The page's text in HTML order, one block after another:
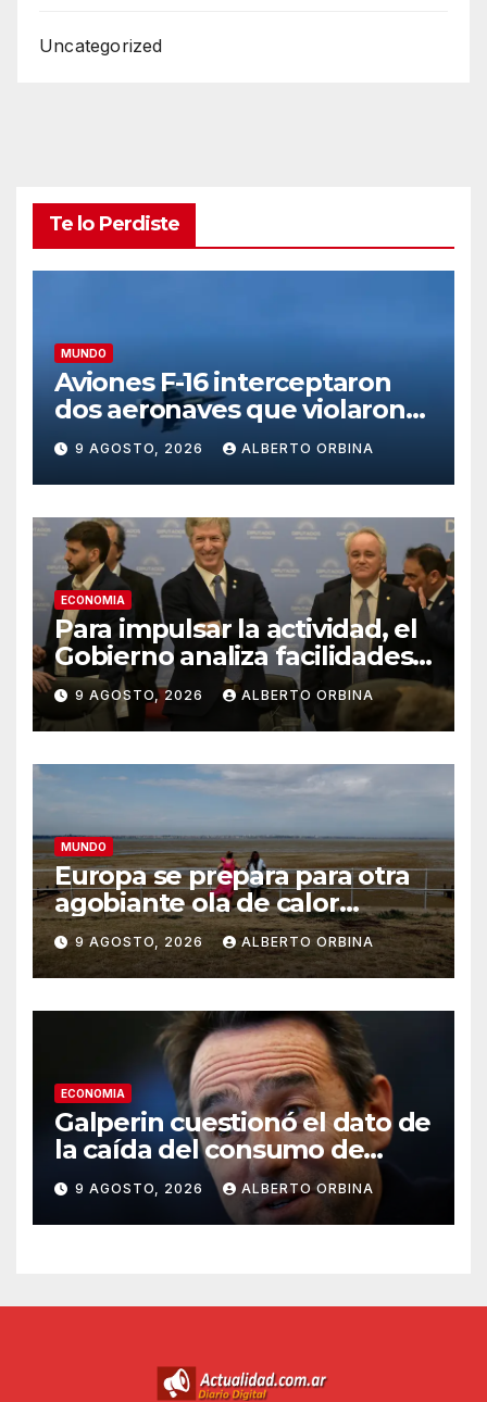
Uncategorized
Te lo Perdiste
MUNDO
Aviones F-16 interceptaron
dos aeronaves que violaron
el espacio aéreo del club
donde estaba Donald Trump
9 AGOSTO, 2026 ALBERTO ORBINA
ECONOMIA
Para impulsar la actividad, el
Gobierno analiza facilidades
para que los bancos puedan
prestar dólares
9 AGOSTO, 2026 ALBERTO ORBINA
MUNDO
Europa se prepara para otra
agobiante ola de calor
extremo, la quinta desde
mayo
9 AGOSTO, 2026 ALBERTO ORBINA
ECONOMIA
Galperin cuestionó el dato de
la caída del consumo de
CAME y Milei lo respaldó
9 AGOSTO, 2026 ALBERTO ORBINA